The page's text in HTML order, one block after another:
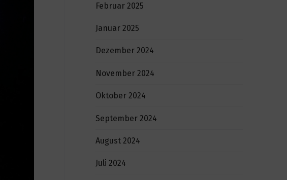
Februar 2025
Januar 2025
Dezember 2024
November 2024
Oktober 2024
September 2024
August 2024
Juli 2024